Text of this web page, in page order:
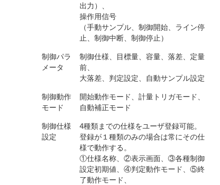
出力）、
操作用信号
（手動サンプル、制御開始、ライン停
止、制御中断、制御停止）
制御パラ
メータ
制御仕様、目標量、容量、落差、定量
前、
大落差、判定設定、自動サンプル設定
制御動作
モード
開始動作モード、計量トリガモード、
自動補正モード
制御仕様
設定
4種類までの仕様をユーザ登録可能。
登録が１種類のみの場合は常にその仕
様で動作する。
①仕様名称、②表示画面、③各種制御
設定初期値、④判定動作モード、⑤終
了動作モード、